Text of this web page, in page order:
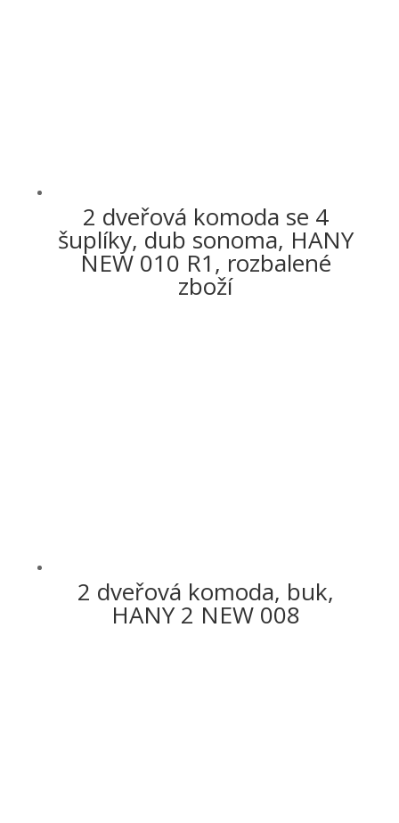
2 dveřová komoda se 4
šuplíky, dub sonoma, HANY
NEW 010 R1, rozbalené
zboží
2 dveřová komoda, buk,
HANY 2 NEW 008